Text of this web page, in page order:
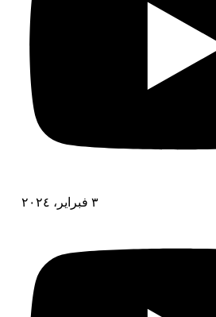
٣ فبراير، ٢٠٢٤